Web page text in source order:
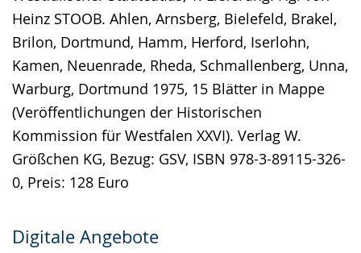
Heinz STOOB. Ahlen, Arnsberg, Bielefeld, Brakel,
Brilon, Dortmund, Hamm, Herford, Iserlohn,
Kamen, Neuenrade, Rheda, Schmallenberg, Unna,
Warburg, Dortmund 1975, 15 Blätter in Mappe
(Veröffentlichungen der Historischen
Kommission für Westfalen XXVI). Verlag W.
Größchen KG, Bezug: GSV, ISBN 978-3-89115-326-
0, Preis: 128 Euro
Digitale Angebote